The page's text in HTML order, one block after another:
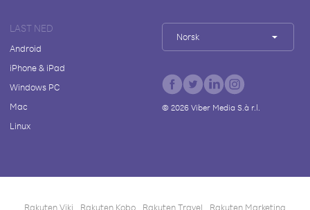
LAST NED
Android
iPhone & iPad
Windows PC
Mac
Linux
Norsk
© 2026Viber Media S.à r.l.
Rakuten Viki Rakuten Kobo Rakuten Travel Rakuten Marketing